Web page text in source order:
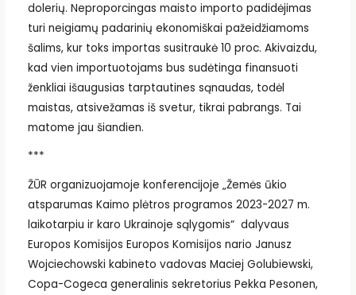
dolerių. Neproporcingas maisto importo padidėjimas
turi neigiamų padarinių ekonomiškai pažeidžiamoms
šalims, kur toks importas susitraukė 10 proc. Akivaizdu,
kad vien importuotojams bus sudėtinga finansuoti
ženkliai išaugusias tarptautines sąnaudas, todėl
maistas, atsivežamas iš svetur, tikrai pabrangs. Tai
matome jau šiandien.
***
ŽŪR organizuojamoje konferencijoje „Žemės ūkio
atsparumas Kaimo plėtros programos 2023-2027 m.
laikotarpiu ir karo Ukrainoje sąlygomis“ dalyvaus
Europos Komisijos Europos Komisijos nario Janusz
Wojciechowski kabineto vadovas Maciej Golubiewski,
Copa-Cogeca generalinis sekretorius Pekka Pesonen,